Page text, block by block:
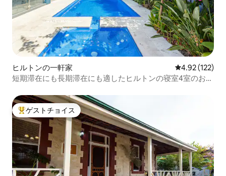
ヒルトンの一軒家 レビュー122
4.92 (122)
短期滞在にも長期滞在にも適したヒルトンの寝室4室のお部
大好評のゲストチョイスです。
ゲストチョイス